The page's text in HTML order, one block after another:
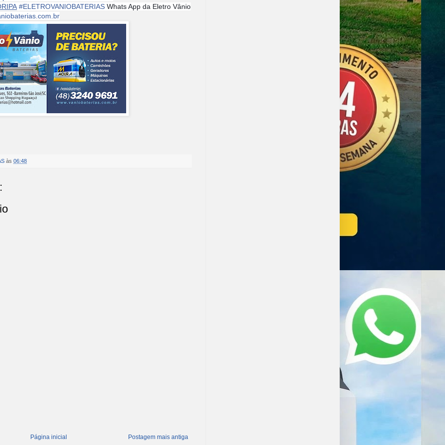
#ELETROVANIOBATERIAS Whats App da Eletro Vânio
às 06:48
Postagem mais antiga
Página inicial